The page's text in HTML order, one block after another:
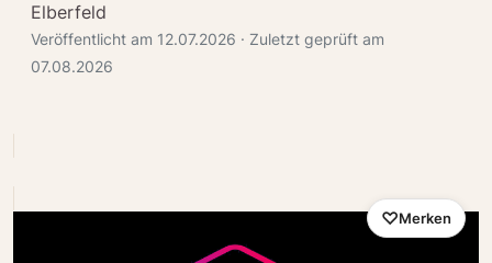
Elberfeld
Veröffentlicht am 12.07.2026 · Zuletzt geprüft am
07.08.2026
Merken